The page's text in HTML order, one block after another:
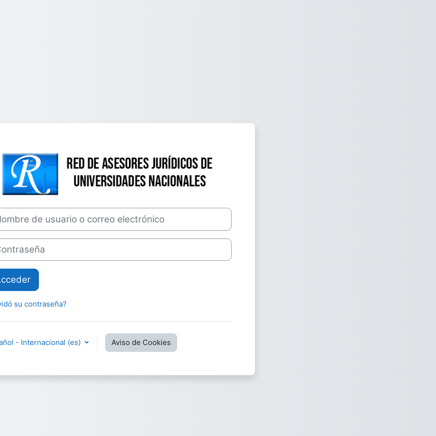
Entrar a Red de Asesores Jurídicos de
de usuario o correo electrónico
su contraseña?
- Internacional ‎(es)‎ Aviso de Cookies